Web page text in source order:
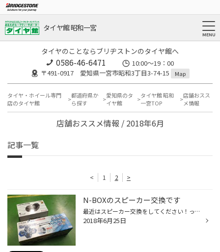
タイヤ館 昭和一宮
タイヤのことならブリヂストンのタイヤ館へ
0586-46-6471
10:00～19：00
〒491-0917 愛知県一宮市昭和3丁目3-74-15
Map
タイヤ・ホイール専門
店のタイヤ館
都道府県か
ら探す
愛知県のタ
イヤ館
タイヤ館 昭和
一宮TOP
店舗おスス
メ情報
店舗おススメ情報 / 2018年6月
記事一覧
< 1 2 >
N-BOXのスピーカー交換です
最近はスピーカー交換をしてください！って声も少なくなりましたが、 やってますよ～ 新型N-BOXにパイオニアのスピーカー取り付けと＆デッドニング加工です。 N-BOXの内張りを外してみると、こんなにも大きな穴が開いてます。 スピーカーを変えただけでも音は変わりますが、この穴を埋めてあげる事...
2018年6月25日